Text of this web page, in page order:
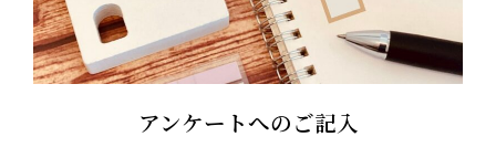
アンケートへのご記入